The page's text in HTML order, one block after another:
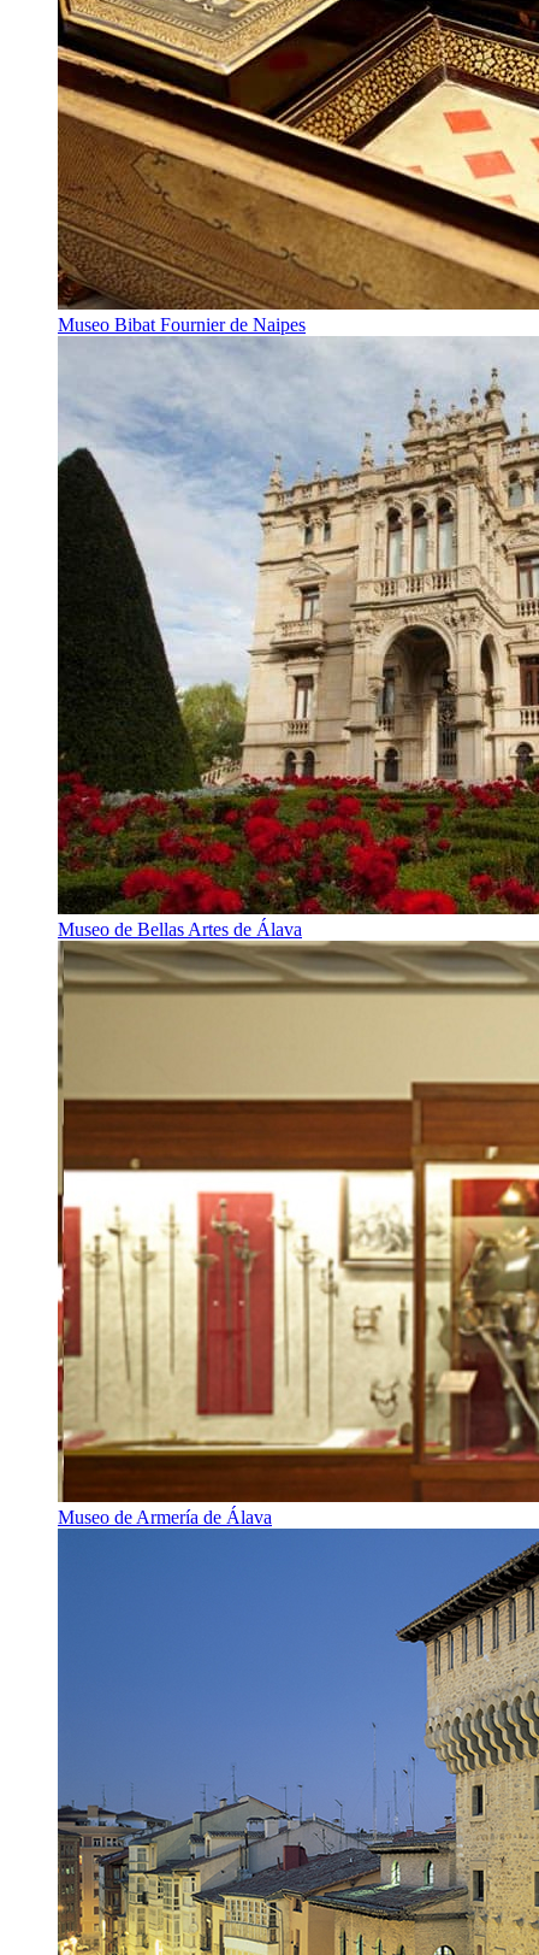
Museo Bibat Fournier de Naipes
Museo de Bellas Artes de Álava
Museo de Armería de Álava